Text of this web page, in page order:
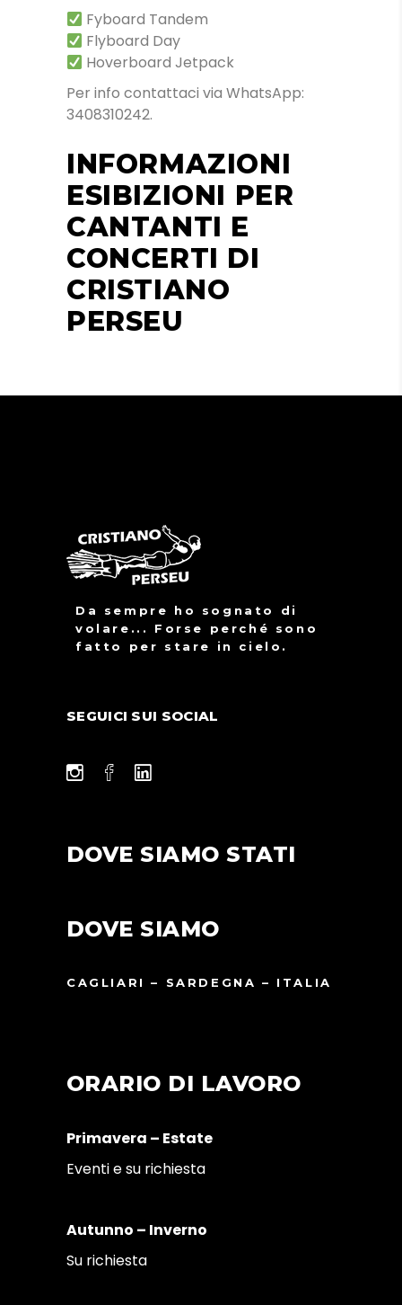
Fyboard Tandem
Flyboard Day
Hoverboard Jetpack
Per info contattaci via WhatsApp:
3408310242.
INFORMAZIONI
ESIBIZIONI PER
CANTANTI E
CONCERTI DI
CRISTIANO
PERSEU
Da sempre ho sognato di
volare... Forse perché sono
fatto per stare in cielo.
SEGUICI SUI SOCIAL
DOVE SIAMO STATI
DOVE SIAMO
CAGLIARI – SARDEGNA – ITALIA
ORARIO DI LAVORO
Primavera – Estate
Eventi e su richiesta
Autunno – Inverno
Su richiesta